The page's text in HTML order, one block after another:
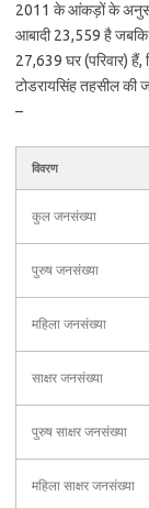
2011 के आंकड़ों के
आबादी 23,559 है जबकि
27,639 घर (परिवार)
टोडरायसिंह तहसील की
–
विवरण
कुल जनसंख्या
पुरुष जनसंख्या
महिला जनसंख्या
साक्षर जनसंख्या
पुरुष साक्षर जनसंख्या
महिला साक्षर जनसंख्या